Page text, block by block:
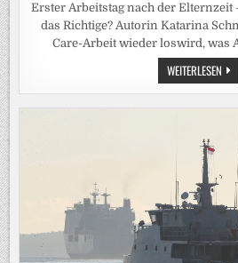
Erster Arbeitstag nach der Elternzeit
das Richtige? Autorin Katarina
Care-Arbeit wieder loswird, was
WEITERLESEN NACH
DER
„DEN
GIBT